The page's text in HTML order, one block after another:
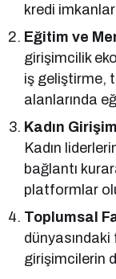
kredi
Eğitim ve
girişimcilik
iş geliştirme,
alanlarında
Kadın
Kadın
bağlantı
platformlar
Toplumsal
dünyasındaki
girişimcilerin